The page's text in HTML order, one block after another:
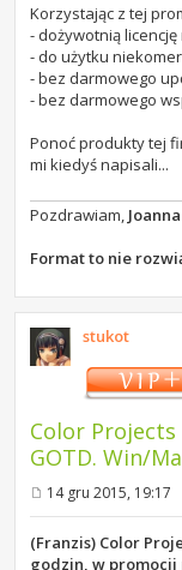
Korzystając z tej
- dożywotnią
- do użytku
- bez darmowego
- bez darmowego
Ponoć produkty tej
mi kiedyś napisali...
Pozdrawiam, Joanna
Format to nie
stukot
Color Projects
GOTD. Win/
o
s
14 gru 2015, 19:17
(Franzis) Color
godzin, w promocji